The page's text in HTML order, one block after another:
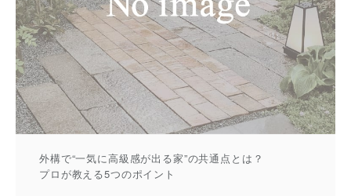
外構で“一気に高級感が出る家”の共通点とは？
プロが教える5つのポイント